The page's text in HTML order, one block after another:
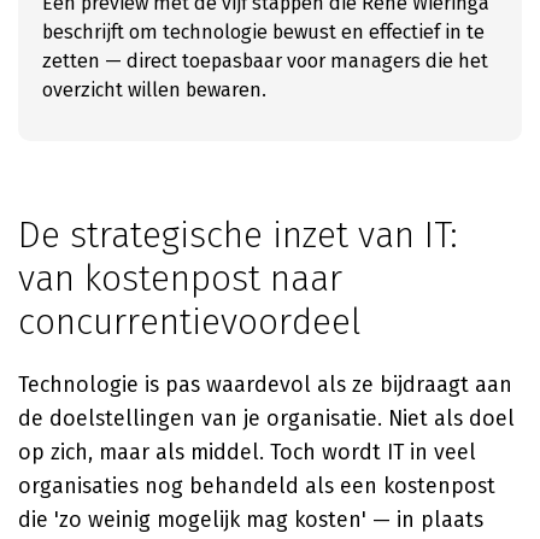
beschrijft om technologie bewust en effectief in te
zetten — direct toepasbaar voor managers die het
overzicht willen bewaren.
De strategische inzet van IT:
van kostenpost naar
concurrentievoordeel
Technologie is pas waardevol als ze bijdraagt aan
de doelstellingen van je organisatie. Niet als doel
op zich, maar als middel. Toch wordt IT in veel
organisaties nog behandeld als een kostenpost
die 'zo weinig mogelijk mag kosten' — in plaats